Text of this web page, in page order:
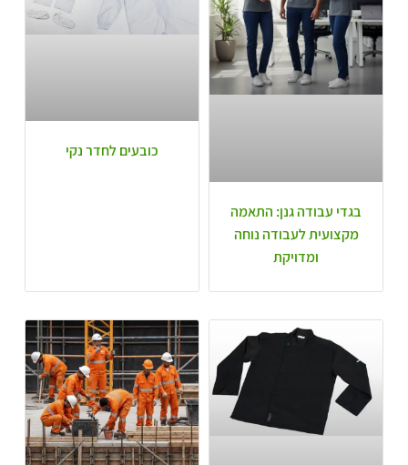
בגדי עבודה גנן: התאמה
מקצועית לעבודה נוחה
ומדויקת
כובעים לחדר נקי